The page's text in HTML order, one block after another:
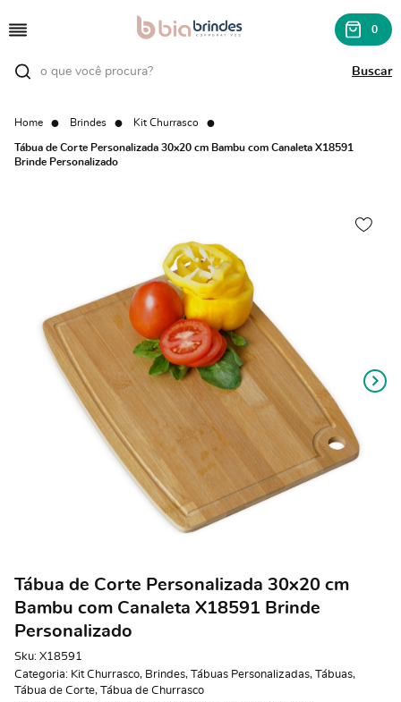
0
Home Brindes Kit Churrasco
Tábua de Corte Personalizada 30x20 cm Bambu com Canaleta X18591
Brinde Personalizado
Tábua de Corte Personalizada 30x20 cm
Bambu com Canaleta X18591 Brinde
Personalizado
Sku: X18591
Categoria: Kit Churrasco, Brindes, Tábuas Personalizadas, Tábuas,
Tábua de Corte, Tábua de Churrasco